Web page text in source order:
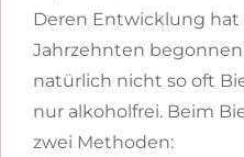
Deren Entwicklung hat
Jahrzehnten
natürlich nicht so oft
nur alkoholfrei. Beim
zwei Methoden: